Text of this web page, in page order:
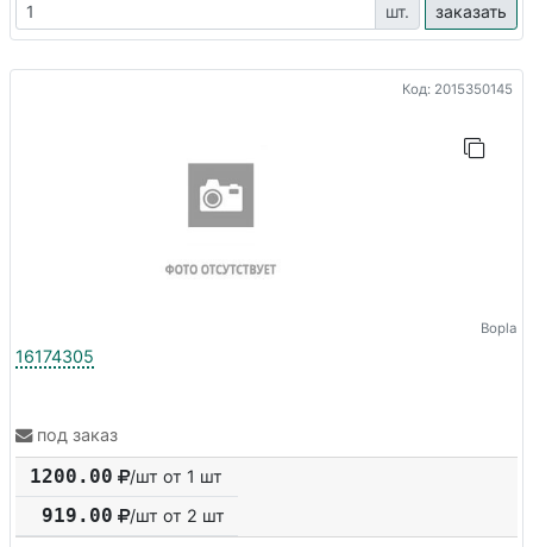
шт. заказать
Код: 2015350145
Bopla
16174305
под заказ
1200.00 /шт от 1 шт
919.00 /шт от 2 шт